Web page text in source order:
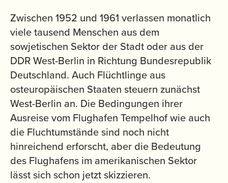
Zwischen 1952 und 1961 verlassen monatlich
viele tausend Menschen aus dem
sowjetischen Sektor der Stadt oder aus der
DDR West-Berlin in Richtung Bundesrepublik
Deutschland. Auch Flüchtlinge aus
osteuropäischen Staaten steuern zunächst
West-Berlin an. Die Bedingungen ihrer
Ausreise vom Flughafen Tempelhof wie auch
die Fluchtumstände sind noch nicht
hinreichend erforscht, aber die Bedeutung
des Flughafens im amerikanischen Sektor
lässt sich schon jetzt skizzieren.